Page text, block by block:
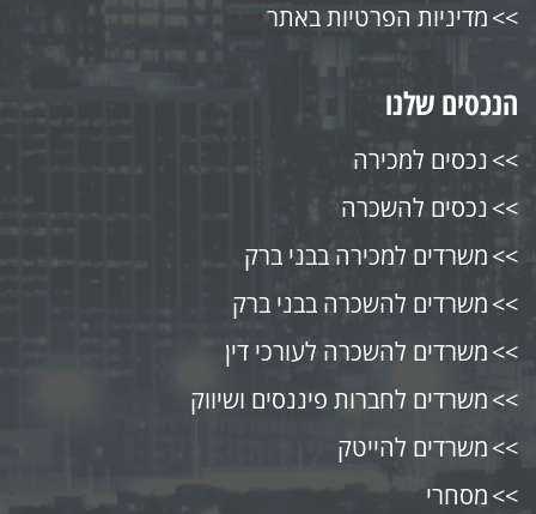
מדיניות הפרטיות באתר
הנכסים שלנו
נכסים למכירה
נכסים להשכרה
משרדים למכירה בבני ברק
משרדים להשכרה בבני ברק
משרדים להשכרה לעורכי דין
משרדים לחברות פיננסים ושיווק
משרדים להייטק
מסחרי